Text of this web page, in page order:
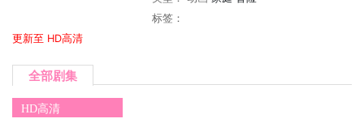
标签：
更新至 HD高清
全部剧集
HD高清